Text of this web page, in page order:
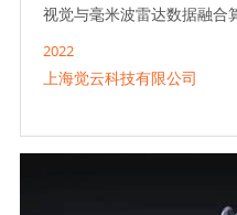
视觉与毫米波雷达数据融合
2022
上海觉云科技有限公司